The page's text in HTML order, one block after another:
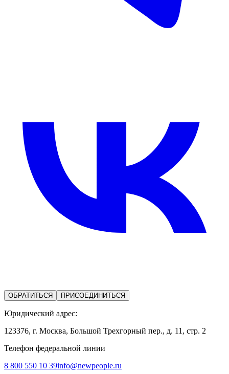
ОБРАТИТЬСЯ ПРИСОЕДИНИТЬСЯ
Юридический адрес:
123376, г. Москва, Большой Трехгорный пер., д. 11, стр. 2
Телефон федеральной линии
8 800 550 10 39info@newpeople.ru